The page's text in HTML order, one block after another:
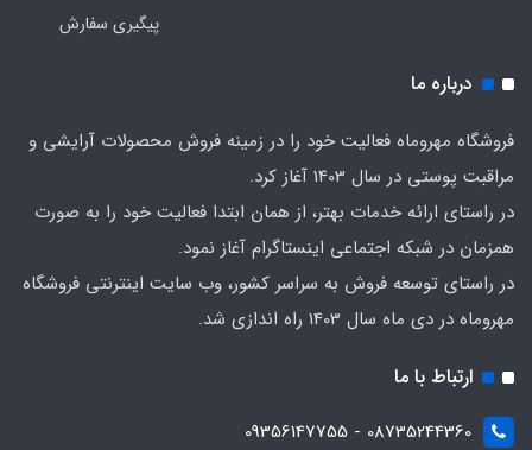
پیگیری سفارش
درباره ما
فروشگاه مهروماه فعالیت خود را در زمینه فروش محصولات آرایشی و
مراقبت پوستی در سال 1403 آغاز کرد.
در راستای ارائه خدمات بهتر، از همان ابتدا فعالیت خود را به صورت
همزمان در شبکه اجتماعی اینستاگرام آغاز نمود.
در راستای توسعه فروش به سراسر کشور، وب سایت اینترنتی فروشگاه
مهروماه در دی ماه سال 1403 راه اندازی شد.
ارتباط با ما
08735244360 - 09356147755